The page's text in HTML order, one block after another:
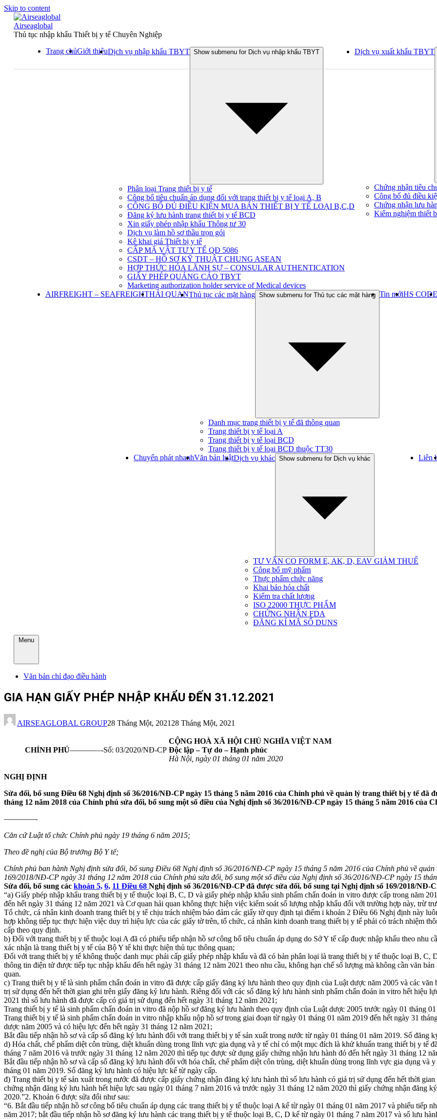
Skip to content
Airseaglobal
Thủ tục nhập khẩu Thiết bị y tế Chuyên Nghiệp
Trang chủGiới thiệuDịch vụ nhập khẩu TBYT Show submenu for Dịch vụ nhập khẩu TBYT
Phân loại Trang thiết bị y tế
Công bố tiêu chuẩn áp dụng đối với trang thiết bị y tế loại A, B
CÔNG BỐ ĐỦ ĐIỀU KIỆN MUA BÁN THIẾT BỊ Y TẾ LOẠI B,C,D
Đăng ký lưu hành trang thiết bị y tế BCD
Xin giấy phép nhập khẩu Thông tư 30
Dịch vụ làm hồ sơ thầu trọn gói
Kê khai giá Thiết bị y tế
CẤP MÃ VẬT TƯ Y TẾ QĐ 5086
CSDT – HỒ SƠ KỸ THUẬT CHUNG ASEAN
HỢP THỨC HÓA LÃNH SỰ – CONSULAR AUTHENTICATION
GIẤY PHÉP QUẢNG CÁO TBYT
Marketing authorization holder service of Medical devices
Dịch vụ xuất khẩu TBYT
Chứng nhận tiêu
Công bố đủ điều
Chứng nhận lưu
Kiểm nghiệm thiết
AIRFREIGHT – SEAFREIGHTHẢI QUANThủ tục các mặt hàng Show submenu for Thủ tục các mặt hàng
Danh mục trang thiết bị y tế đã thông quan
Trang thiết bị y tế loại A
Trang thiết bị y tế loại BCD
Trang thiết bị y tế loại BCD thuộc TT30
Tin mớiHS CODE
Chuyển phát nhanhVăn bản luậtDịch vụ khác Show submenu for Dịch vụ khác
TƯ VẤN CO FORM E, AK, D, EAV GIẢM THUẾ
Công bố mỹ phẩm
Thực phẩm chức năng
Khai báo hóa chất
Kiểm tra chất lượng
ISO 22000 THỰC PHẨM
CHỨNG NHẬN FDA
ĐĂNG KÍ MÃ SỐ DUNS
Liên
Menu
Văn bản chỉ đạo điều hành
GIA HẠN GIẤY PHÉP NHẬP KHẨU ĐẾN 31.12.2021
AIRSEAGLOBAL GROUP28 Tháng Một, 2021 28 Tháng Một, 2021
CHÍNH PHỦ————-Số: 03/2020/NĐ-CP
CỘNG HOÀ XÃ HỘI CHỦ NGHĨA VIỆT NAM
Độc lập – Tự do – Hạnh phúc
Hà Nội, ngày 01 tháng 01 năm 2020
NGHỊ ĐỊNH
Sửa đổi, bổ sung Điều 68 Nghị định số 36/2016/NĐ-CP ngày 15 tháng 5 năm 2016 của Chính phủ về quản lý trang thiết bị y tế đã
tháng 12 năm 2018 của Chính phủ sửa đổi, bổ sung một số điều của Nghị định số 36/2016/NĐ-CP ngày 15 tháng 5 năm 2016 của
————-
Căn cứ Luật tổ chức Chính phủ ngày 19 tháng 6 năm 2015;
Theo đề nghị của Bộ trưởng Bộ Y tế;
Chính phủ ban hành Nghị định sửa đổi, bổ sung Điều 68 Nghị định số 36/2016/NĐ-CP ngày 15 tháng 5 năm 2016 của Chính phủ về
169/2018/NĐ-CP ngày 31 tháng 12 năm 2018 của Chính phủ sửa đổi, bổ sung một số điều của Nghị định số 36/2016/NĐ-CP ngày 15
Sửa đổi, bổ sung các khoản 5, 6, 11 Điều 68 Nghị định số 36/2016/NĐ-CP đã được sửa đổi, bổ sung tại Nghị định số 169/2018/NĐ-
“a) Giấy phép nhập khẩu trang thiết bị y tế thuộc loại B, C, D và giấy phép nhập khẩu sinh phẩm chẩn đoán in vitro được cấp trong năm
đến hết ngày 31 tháng 12 năm 2021 và Cơ quan hải quan không thực hiện việc kiểm soát số lượng nhập khẩu đối với trường hợp này, trừ
Tổ chức, cá nhân kinh doanh trang thiết bị y tế chịu trách nhiệm bảo đảm các giấy tờ quy định tại điểm i khoản 2 Điều 66 Nghị định này
hợp không tiếp tục thực hiện việc duy trì hiệu lực của các giấy tờ trên, tổ chức, cá nhân kinh doanh trang thiết bị y tế phải có trách nhiệm
cấp theo quy định.
b) Đối với trang thiết bị y tế thuộc loại A đã có phiếu tiếp nhận hồ sơ công bố tiêu chuẩn áp dụng do Sở Y tế cấp đuợc nhập khẩu theo nhu
xác nhận là trang thiết bị y tế của Bộ Y tế khi thực hiện thủ tục thông quan;
Đối với trang thiết bị y tế không thuộc danh mục phải cấp giấy phép nhập khẩu và đã có bản phân loại là trang thiết bị y tế thuộc loại B,
thông tin điện tử được tiếp tục nhập khẩu đến hết ngày 31 tháng 12 năm 2021 theo nhu cầu, không hạn chế số lượng mà không cần văn
quan.
c) Trang thiết bị y tế là sinh phẩm chẩn đoán in vitro đã được cấp giấy đăng ký lưu hành theo quy định của Luật dược năm 2005 và các
trị sử dụng đến hết thời gian ghi trên giấy đăng ký lưu hành. Riêng đối với các số đăng ký lưu hành sinh phẩm chẩn đoán in vitro hết hiệu
2021 thì số lưu hành đã được cấp có giá trị sử dụng đến hết ngày 31 tháng 12 năm 2021;
Trang thiết bị y tế là sinh phẩm chẩn đoán in vitro đã nộp hồ sơ đăng ký lưu hành theo quy định của Luật dược 2005 trước ngày 01 tháng
Trang thiết bị y tế là sinh phẩm chẩn đoán in vitro nhập khẩu nộp hồ sơ trong giai đoạn từ ngày 01 tháng 01 năm 2019 đến hết ngày 31
dược năm 2005 và có hiệu lực đến hết ngày 31 tháng 12 năm 2021;
Bắt đầu tiếp nhận hồ sơ và cấp số đăng ký lưu hành đối với trang thiết bị y tế sản xuất trong nước từ ngày 01 tháng 01 năm 2019. Số đăng
d) Hóa chất, chế phẩm diệt côn trùng, diệt khuẩn dùng trong lĩnh vực gia dụng và y tế chỉ có một mục đích là khử khuẩn trang thiết bị y tế
tháng 7 năm 2016 và trước ngày 31 tháng 12 năm 2020 thì tiếp tục được sử dụng giấy chứng nhận lưu hành đó đến hết ngày 31 tháng 12
Bắt đầu tiếp nhận hồ sơ và cấp số đăng ký lưu hành đối với hóa chất, chế phẩm diệt côn trùng, diệt khuẩn dùng trong lĩnh vực gia dụng và
tháng 01 năm 2019. Số đăng ký lưu hành có hiệu lực kể từ ngày cấp.
đ) Trang thiết bị y tế sản xuất trong nước đã được cấp giấy chứng nhận đăng ký lưu hành thì số lưu hành có giá trị sử dụng đến hết thời
chứng nhận đăng ký lưu hành hết hiệu lực sau ngày 01 tháng 7 năm 2016 và trước ngày 31 tháng 12 năm 2020 thì giấy chứng nhận đăng
2020.”2. Khoản 6 được sửa đổi như sau:
“6. Bắt đầu tiếp nhận hồ sơ công bố tiêu chuẩn áp dụng các trang thiết bị y tế thuộc loại A kể từ ngày 01 tháng 01 năm 2017 và phiếu tiếp
năm 2017; bắt đầu tiếp nhận hồ sơ đăng ký lưu hành các trang thiết bị y tế thuộc loại B, C, D kể từ ngày 01 tháng 7 năm 2017 và số lưu